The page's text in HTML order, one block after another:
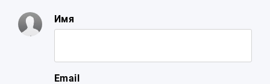
Имя
Email